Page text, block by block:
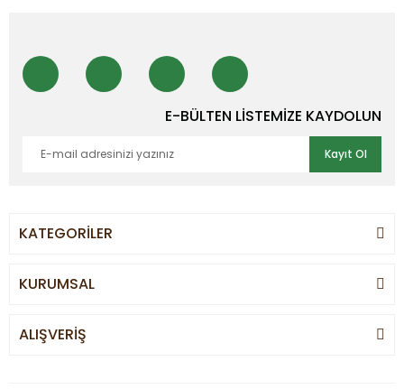
E-BÜLTEN LİSTEMİZE KAYDOLUN
Kayıt Ol
KATEGORİLER
KURUMSAL
ALIŞVERİŞ